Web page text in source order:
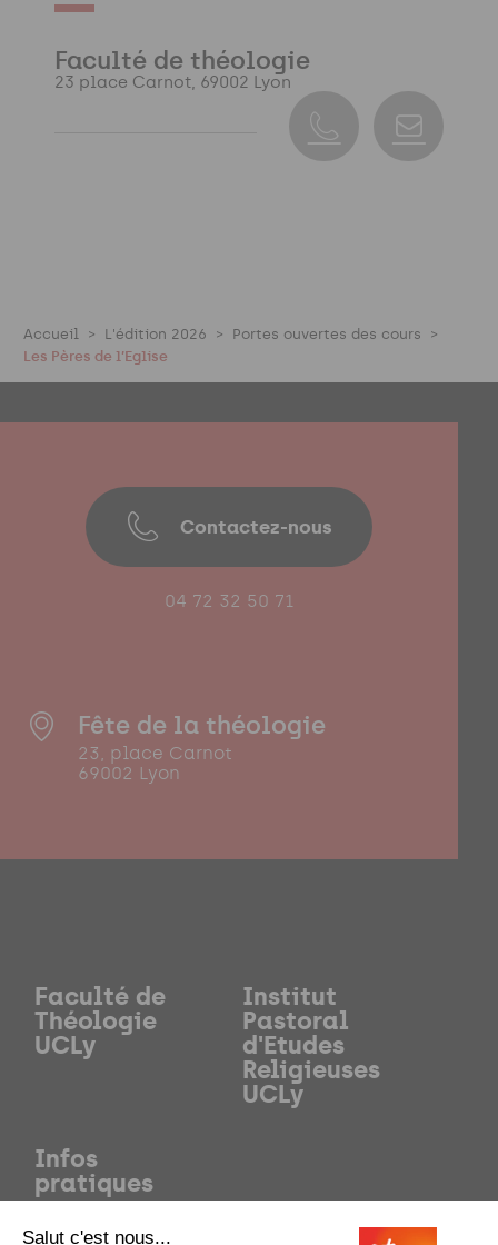
Faculté de théologie
23 place Carnot, 69002 Lyon
Accueil L'édition 2026
Portes ouvertes des cours
Les Pères de l’Eglise
Contactez-nous
04 72 32 50 71
Fête de la théologie
23, place Carnot
69002 Lyon
Faculté de
Théologie
UCLy
Institut
Pastoral
d'Etudes
Religieuses
UCLy
Infos
pratiques